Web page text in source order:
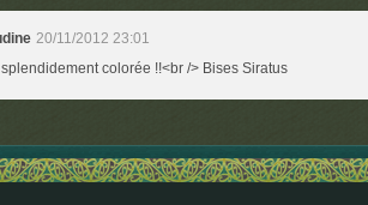
20/11/2012 23:01
colorée !!<br /> Bises Siratus